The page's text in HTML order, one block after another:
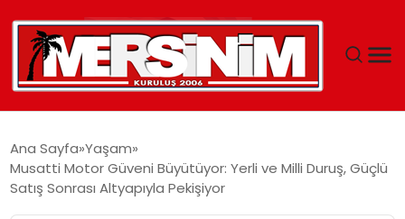
YAŞAM
Ana Sayfa Yaşam
Musatti Motor Güveni Büyütüyor: Yerli ve Milli Duruş, Güçlü
Satış Sonrası Altyapıyla Pekişiyor